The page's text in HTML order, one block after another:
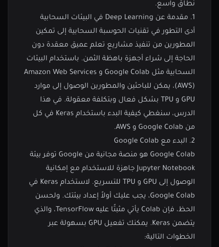
نطاق واسع.
1. مقدمة عن Deep Learning في البيئات السحابية
أدى التطور في تقنيات الحوسبة السحابية إلى تمكين
المطورين من تنفيذ مشاريع تعلم عميق معقدة دون
الحاجة إلى شراء أجهزة باهظة الثمن. باستخدام البيئات
السحابية مثل Google Colab و Amazon Web Services
(AWS)، يمكن للباحثين والمطورين الوصول إلى موارد
GPU و TPU بشكل فعال وبتكلفة معقولة. في هذا
الدرس، سنغطي كيفية البدء باستخدام Keras في كل
من Google Colab و AWS.
2. البدء مع Google Colab
Google Colab هو منصة مجانية من Google توفر بيئة
Jupyter Notebook جاهزة للاستخدام مع إمكانية
الوصول إلى GPU و TPU للتسريع. لاستخدام Keras في
Google Colab، يجب عليك أولاً إعداد بيئتك. ولحسن
الحظ، فإن Colab يأتي مثبتًا عليه TensorFlow، والذي
يتضمن Keras. يمكنك تفعيل GPU بسهولة عبر
الخطوات التالية: